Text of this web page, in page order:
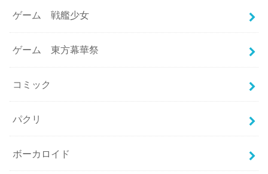
ゲーム 戦艦少女
ゲーム 東方幕華祭
コミック
パクリ
ボーカロイド